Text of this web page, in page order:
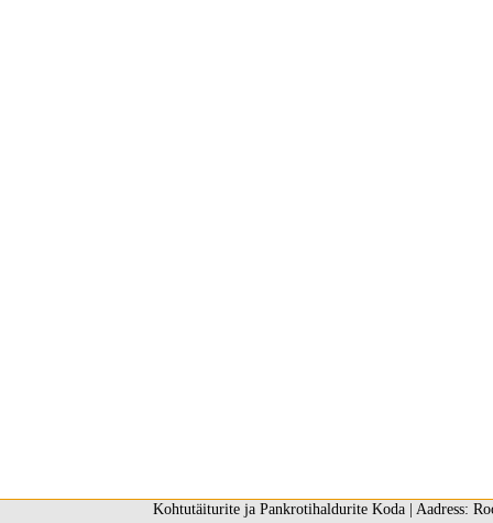
Kohtutäiturite ja Pankrotihaldurite Koda | Aadress: